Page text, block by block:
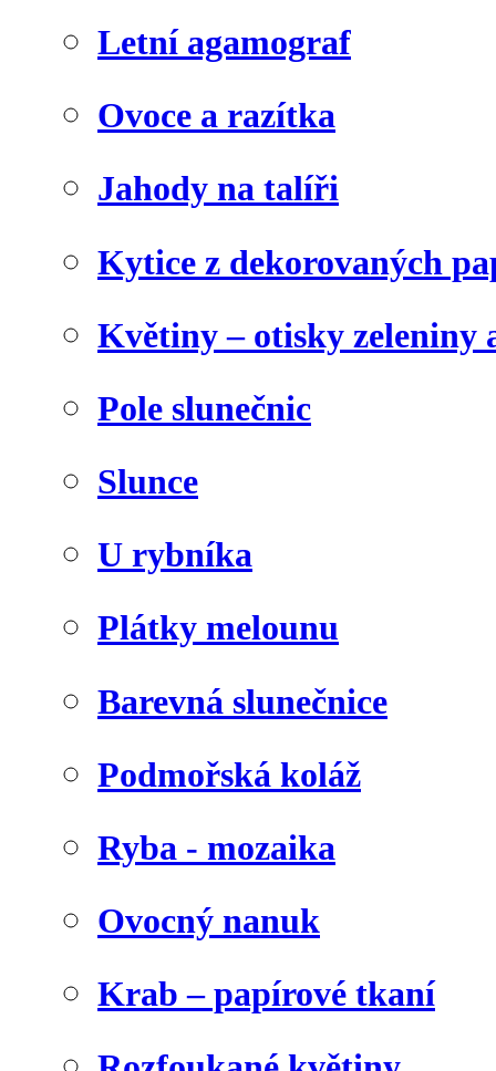
Letní agamograf
Ovoce a razítka
Jahody na talíři
Kytice z dekorovaných
Květiny – otisky zeleniny
Pole slunečnic
Slunce
U rybníka
Plátky melounu
Barevná slunečnice
Podmořská koláž
Ryba - mozaika
Ovocný nanuk
Krab – papírové tkaní